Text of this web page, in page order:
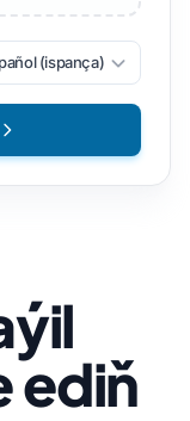
ediň
(ispança)